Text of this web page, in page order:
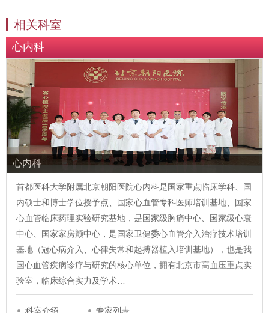
相关科室
心内科
心内科
首都医科大学附属北京朝阳医院心内科是国家重点临床学科、国
内硕士和博士学位授予点、国家心血管专科医师培训基地、国家
心血管临床药理实验研究基地，是国家级胸痛中心、国家级心衰
中心、国家家房颤中心，是国家卫健委心血管介入治疗技术培训
基地（冠心病介入、心律失常和起搏器植入培训基地），也是我
国心血管疾病诊疗与研究的核心单位，拥有北京市高血压重点实
验室，临床综合实力及学术…
科室介绍 专家列表